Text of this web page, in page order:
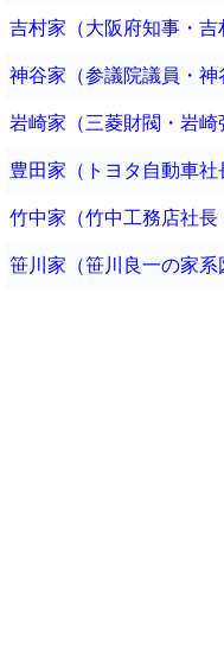
吉村家（大阪府知事・吉
神谷家（参議院議員・神
岩崎家（三菱財閥・岩崎
豊田家（トヨタ自動車社
竹中家（竹中工務店社長
笹川家（笹川良一の家系